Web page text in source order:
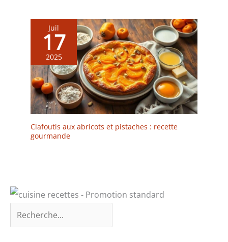
nettoyer à la main avec
un détergent doux. Le
plateau de service ne
passe pas au lave-
vaisselle – chaque pièce
reste donc unique.
Juil
17
2025
Clafoutis aux abricots et pistaches : recette
gourmande